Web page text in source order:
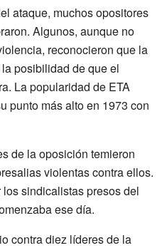
ataque, muchos opositores
Algunos, aunque no
reconocieron que la
posibilidad de que el
La popularidad de ETA
punto más alto en 1973 con
de la oposición temieron
violentas contra ellos.
sindicalistas presos del
ese día.
contra diez líderes de la